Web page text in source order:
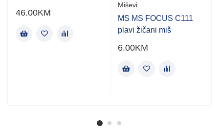
46.00KM
Miševi
MS MS FOCUS C111
plavi žičani miš
6.00KM